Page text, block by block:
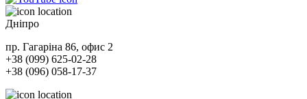
Дніпро
пр. Гагаріна 86, офис 2
+38 (099) 625-02-28
+38 (096) 058-17-37